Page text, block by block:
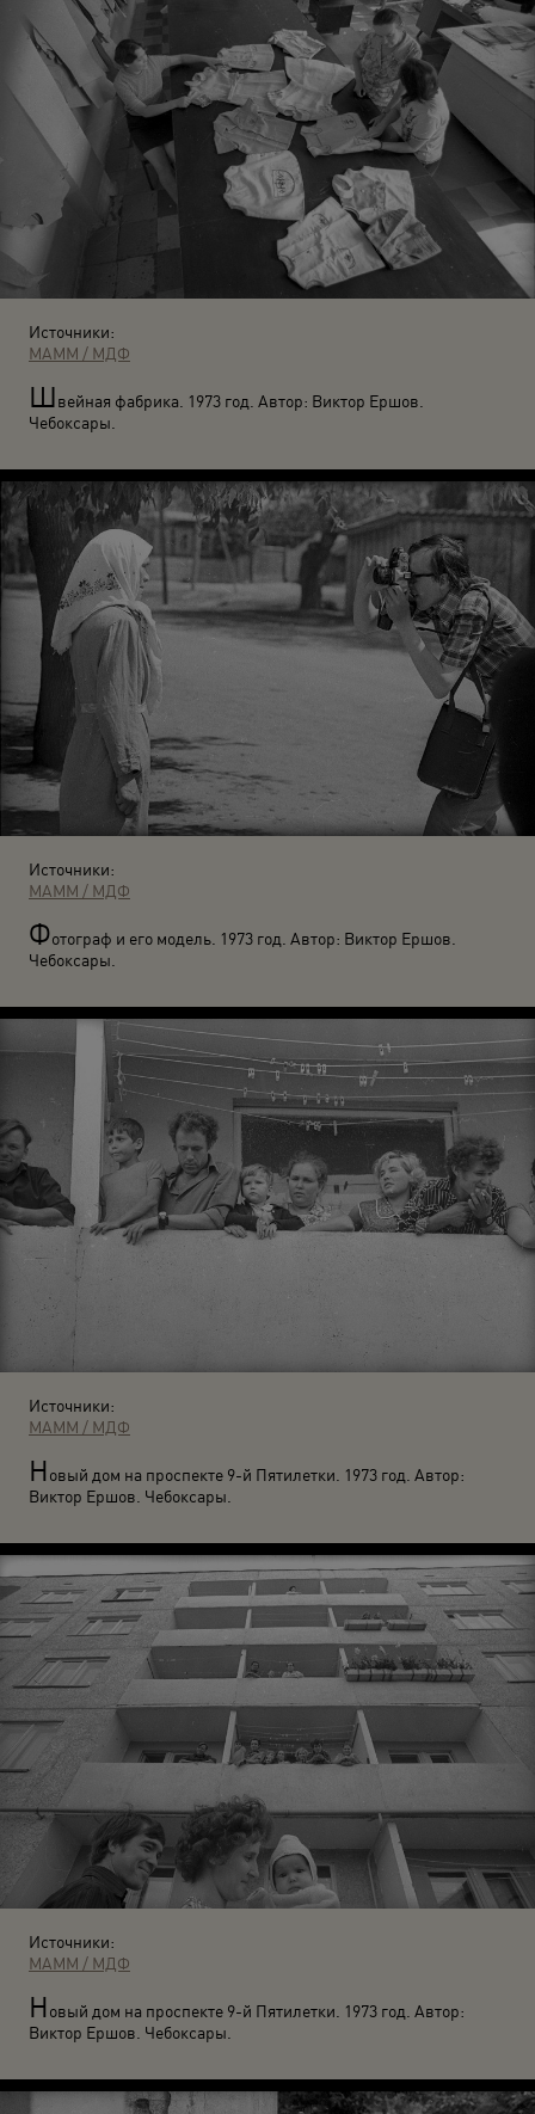
Источники:
МАММ / МДФ
Швейная фабрика. 1973 год. Автор: Виктор Ершов.
Чебоксары.
Источники:
МАММ / МДФ
Фотограф и его модель. 1973 год. Автор: Виктор Ершов.
Чебоксары.
Источники:
МАММ / МДФ
Новый дом на проспекте 9-й Пятилетки. 1973 год. Автор:
Виктор Ершов. Чебоксары.
Источники:
МАММ / МДФ
Новый дом на проспекте 9-й Пятилетки. 1973 год. Автор:
Виктор Ершов. Чебоксары.